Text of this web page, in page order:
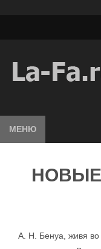
МЕНЮ
А. Н. Бенуа, живя во